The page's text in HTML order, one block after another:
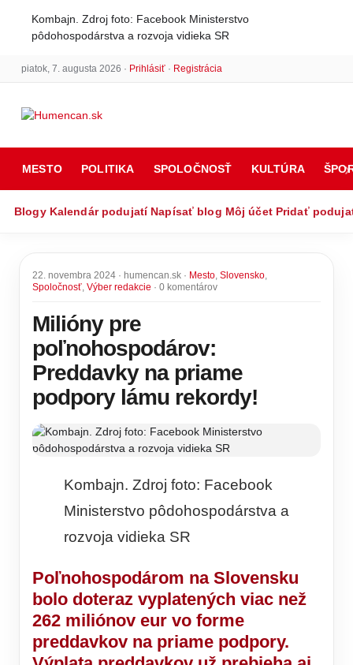
Kombajn. Zdroj foto: Facebook Ministerstvo
pôdohospodárstva a rozvoja vidieka SR
piatok, 7. augusta 2026 · Prihlásiť· Registrácia
MESTO POLITIKA SPOLOČNOSŤ KULTÚRA
Blogy Kalendár podujatí Napísať blog Môj účet Pridať
22. novembra 2024 · humencan.sk · Mesto, Slovensko,
Spoločnosť, Výber redakcie · 0 komentárov
Milióny pre
poľnohospodárov:
Preddavky na priame
podpory lámu rekordy!
Kombajn. Zdroj foto: Facebook
Ministerstvo pôdohospodárstva a
rozvoja vidieka SR
Poľnohospodárom na Slovensku
bolo doteraz vyplatených viac než
262 miliónov eur vo forme
preddavkov na priame podpory.